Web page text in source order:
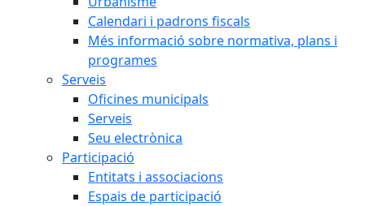
Calendari i padrons fiscals
Més informació sobre normativa, plans i
programes
Serveis
Oficines municipals
Serveis
Seu electrònica
Participació
Entitats i associacions
Espais de participació